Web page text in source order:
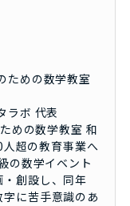
ための数学教室
ラボ 代表
めの数学教室 和
超の教育事業へ
の数学イベント
・創設し、同年
字に苦手意識のあ